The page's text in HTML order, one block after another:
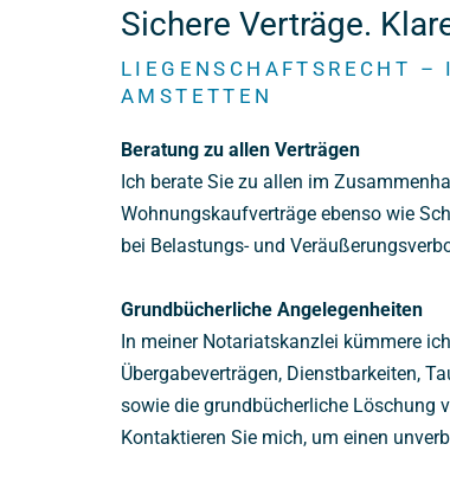
Sichere Verträge.
LIEGENSCHAFTSRECHT –
AMSTETTEN
Beratung zu allen Verträgen
Ich berate Sie zu allen im
Wohnungskaufverträge ebenso wie
bei Belastungs- und
Grundbücherliche Angelegenheiten
In meiner Notariatskanzlei kümmere
Übergabeverträgen, Dienstbarkeiten,
sowie die grundbücherliche Löschung
Kontaktieren Sie mich, um einen